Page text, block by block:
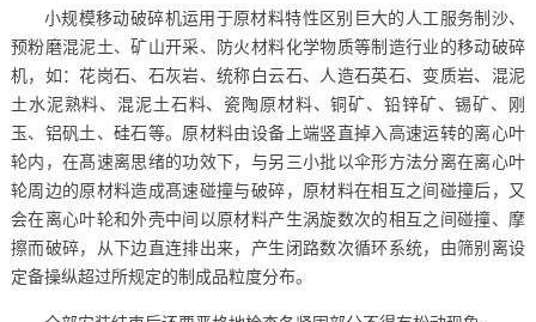
小规模移动破碎机运用于原材料特性区别巨大的人工服务制沙、
预粉磨混泥土、矿山开采、防火材料化学物质等制造行业的移动破碎
机，如：花岗石、石灰岩、统称白云石、人造石英石、变质岩、混泥
土水泥熟料、混泥土石料、瓷陶原材料、铜矿、铅锌矿、锡矿、刚
玉、铝矾土、硅石等。原材料由设备上端竖直掉入高速运转的离心叶
轮内，在髙速离思绪的功效下，与另三小批以伞形方法分离在离心叶
轮周边的原材料造成髙速碰撞与破碎，原材料在相互之间碰撞后，又
会在离心叶轮和外壳中间以原材料产生涡旋数次的相互之间碰撞、摩
擦而破碎，从下边直连排出来，产生闭路数次循环系统，由筛别离设
定备操纵超过所规定的制成品粒度分布。